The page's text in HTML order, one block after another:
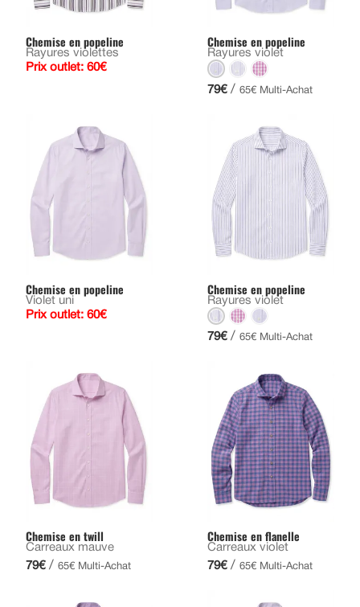
Chemise en popeline
Rayures violettes
Prix outlet: 60€
Chemise en popeline
Rayures violet
79€ / 65€ Multi-Achat
Chemise en popeline
Violet uni
Prix outlet: 60€
Chemise en popeline
Rayures violet
79€ / 65€ Multi-Achat
Chemise en twill
Carreaux mauve
79€ / 65€ Multi-Achat
Chemise en flanelle
Carreaux violet
79€ / 65€ Multi-Achat